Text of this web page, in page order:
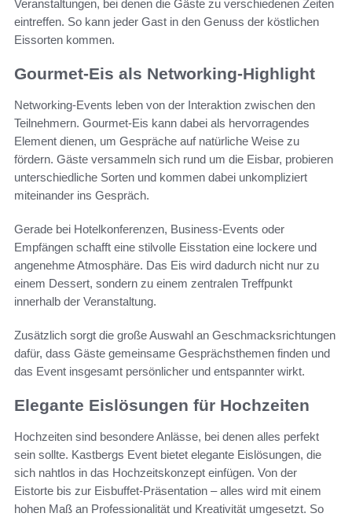
Veranstaltungen, bei denen die Gäste zu verschiedenen Zeiten
eintreffen. So kann jeder Gast in den Genuss der köstlichen
Eissorten kommen.
Gourmet-Eis als Networking-Highlight
Networking-Events leben von der Interaktion zwischen den
Teilnehmern. Gourmet-Eis kann dabei als hervorragendes
Element dienen, um Gespräche auf natürliche Weise zu
fördern. Gäste versammeln sich rund um die Eisbar, probieren
unterschiedliche Sorten und kommen dabei unkompliziert
miteinander ins Gespräch.
Gerade bei Hotelkonferenzen, Business-Events oder
Empfängen schafft eine stilvolle Eisstation eine lockere und
angenehme Atmosphäre. Das Eis wird dadurch nicht nur zu
einem Dessert, sondern zu einem zentralen Treffpunkt
innerhalb der Veranstaltung.
Zusätzlich sorgt die große Auswahl an Geschmacksrichtungen
dafür, dass Gäste gemeinsame Gesprächsthemen finden und
das Event insgesamt persönlicher und entspannter wirkt.
Elegante Eislösungen für Hochzeiten
Hochzeiten sind besondere Anlässe, bei denen alles perfekt
sein sollte. Kastbergs Event bietet elegante Eislösungen, die
sich nahtlos in das Hochzeitskonzept einfügen. Von der
Eistorte bis zur Eisbuffet-Präsentation – alles wird mit einem
hohen Maß an Professionalität und Kreativität umgesetzt. So